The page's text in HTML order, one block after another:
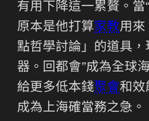
有用下降這一累贅。當
原本是他打算家教用來
點哲學討論」的道具
器。回都會”成為全球
給更多低本錢聚會和效
成為上海確當務之急。